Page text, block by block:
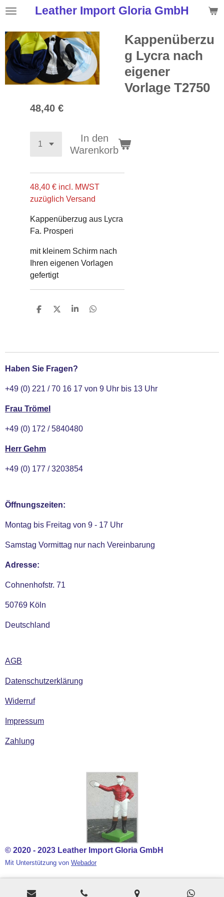
Zum
springen
Leather Import Gloria GmbH
Kappenüberzu
g Lycra nach
eigener
Vorlage T2750
48,40 €
In den
Warenkorb
48,40 € incl. MWST
zuzüglich Versand
Kappenüberzug aus Lycra
Fa. Prosperi
mit kleinem Schirm nach
Ihren eigenen Vorlagen
gefertigt
T
n
T
n
T
n
T
n
Haben Sie Fragen?
+49 (0) 221 / 70 16 17 von 9 Uhr bis 13 Uhr
Frau Trömel
+49 (0) 172 / 5840480
Herr Gehm
+49 (0) 177 / 3203854
Öffnungszeiten:
Montag bis Freitag von 9 - 17 Uhr
Samstag Vormittag nur nach Vereinbarung
Adresse:
Cohnenhofstr. 71
50769 Köln
Deutschland
AGB
Datenschutzerklärung
Widerruf
Impressum
Zahlung
© 2020 - 2023 Leather Import Gloria GmbH
Mit Unterstützung von Webador